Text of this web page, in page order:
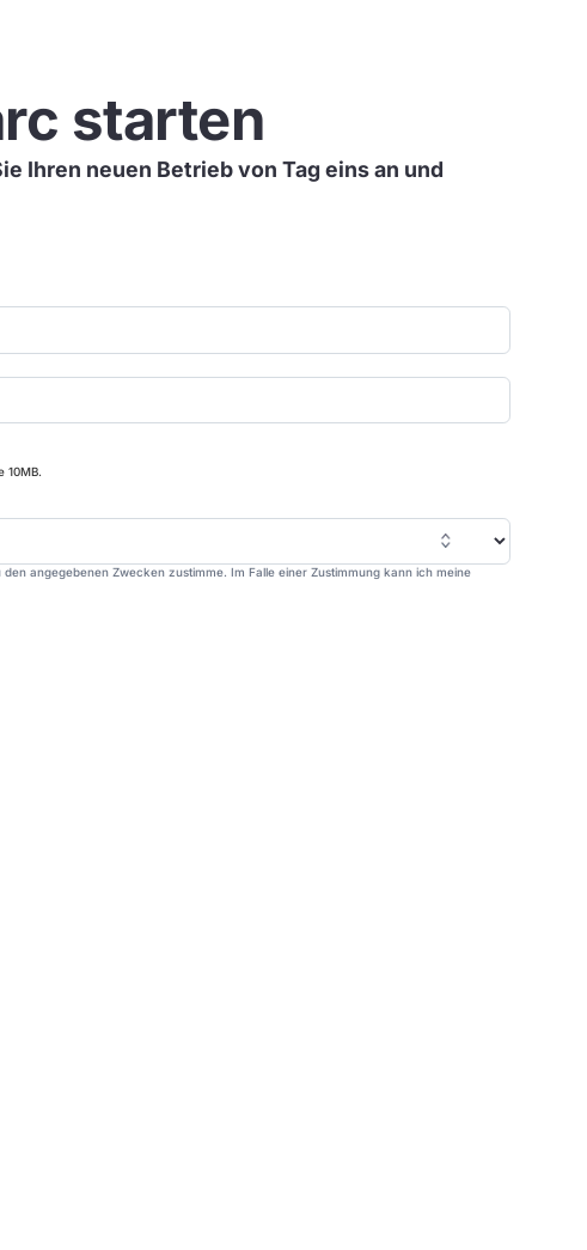
starten
Ihren neuen Betrieb von Tag eins an und
10MB.
angegebenen Zwecken zustimme. Im Falle einer Zustimmung kann ich meine